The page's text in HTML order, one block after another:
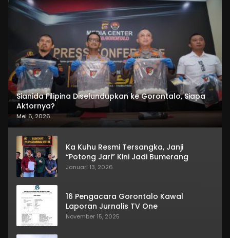
Sianida Filipina Diselundupkan ke Gorontalo, Siapa
Aktornya?
Mei 6, 2026
Ka Kuhu Resmi Tersangka, Janji
“Potong Jari” Kini Jadi Bumerang
Januari 13, 2026
16 Pengacara Gorontalo Kawal
Laporan Jurnalis TV One
November 15, 2025